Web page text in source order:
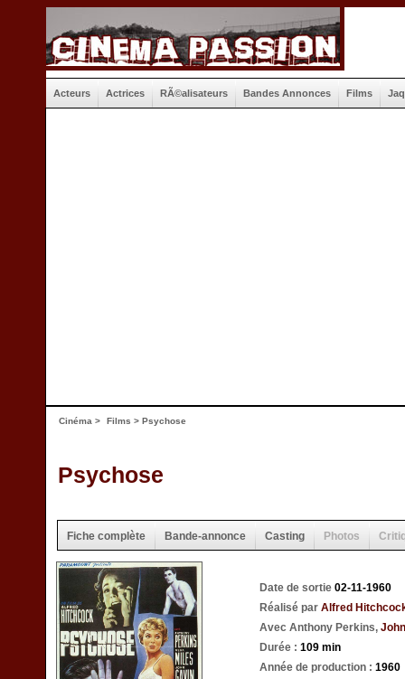
Acteurs Actrices RÃ©alisateurs Bandes Annonces Films
Cinéma > Films > Psychose
Psychose
Fiche complète Bande-annonce Casting Photos
Date de sortie 02-11-1960
Réalisé par Alfred
Avec Anthony Perkins,
Durée : 109 min
Année de production : 1960